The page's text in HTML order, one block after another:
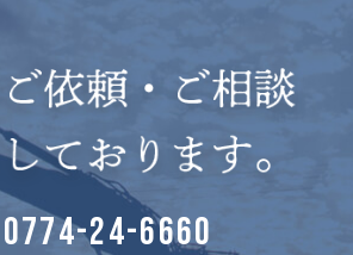
0774-24-6660